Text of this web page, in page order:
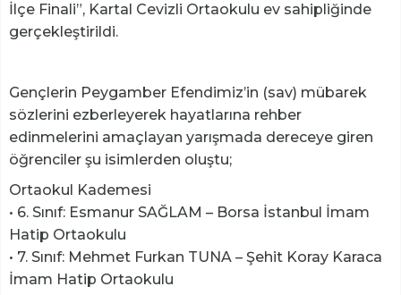
İlçe Finali”, Kartal Cevizli Ortaokulu ev sahipliğinde
gerçekleştirildi.
Gençlerin Peygamber Efendimiz’in (sav) mübarek
sözlerini ezberleyerek hayatlarına rehber
edinmelerini amaçlayan yarışmada dereceye giren
öğrenciler şu isimlerden oluştu;
Ortaokul Kademesi
• 6. Sınıf: Esmanur SAĞLAM – Borsa İstanbul İmam
Hatip Ortaokulu
• 7. Sınıf: Mehmet Furkan TUNA – Şehit Koray Karaca
İmam Hatip Ortaokulu